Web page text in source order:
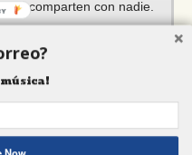
se comparten con nadie.